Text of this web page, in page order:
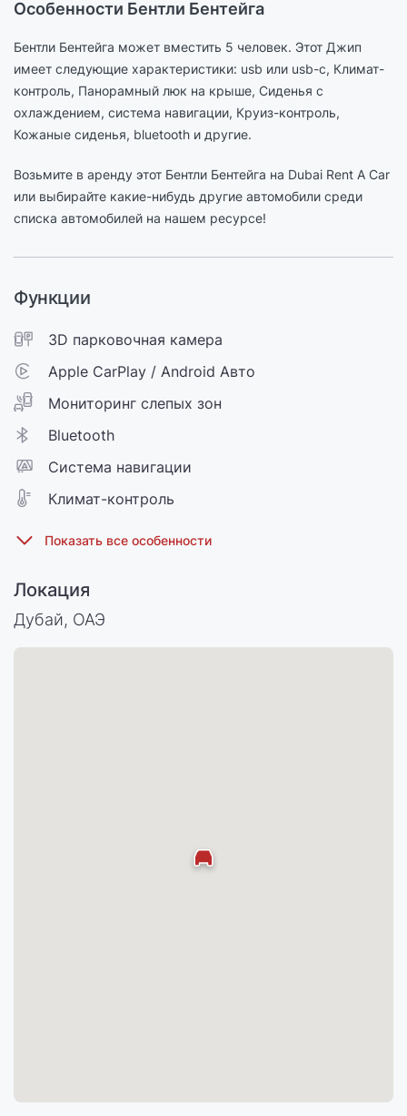
Особенности Бентли Бентейга
Бентли Бентейга может вместить 5 человек. Этот Джип
имеет следующие характеристики: usb или usb-c, Климат-
контроль, Панорамный люк на крыше, Сиденья с
охлаждением, cистема навигации, Круиз-контроль,
Кожаные сиденья, bluetooth и другие.
Возьмите в аренду этот Бентли Бентейга на Dubai Rent A Car
или выбирайте какие-нибудь другие автомобили среди
списка автомобилей на нашем ресурсе!
Функции
3D парковочная камера
Apple CarPlay / Android Авто
Мониторинг слепых зон
Bluetooth
Cистема навигации
Климат-контроль
Локация
Дубай, ОАЭ